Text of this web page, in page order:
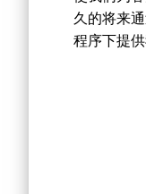
久的将来
程序下提供